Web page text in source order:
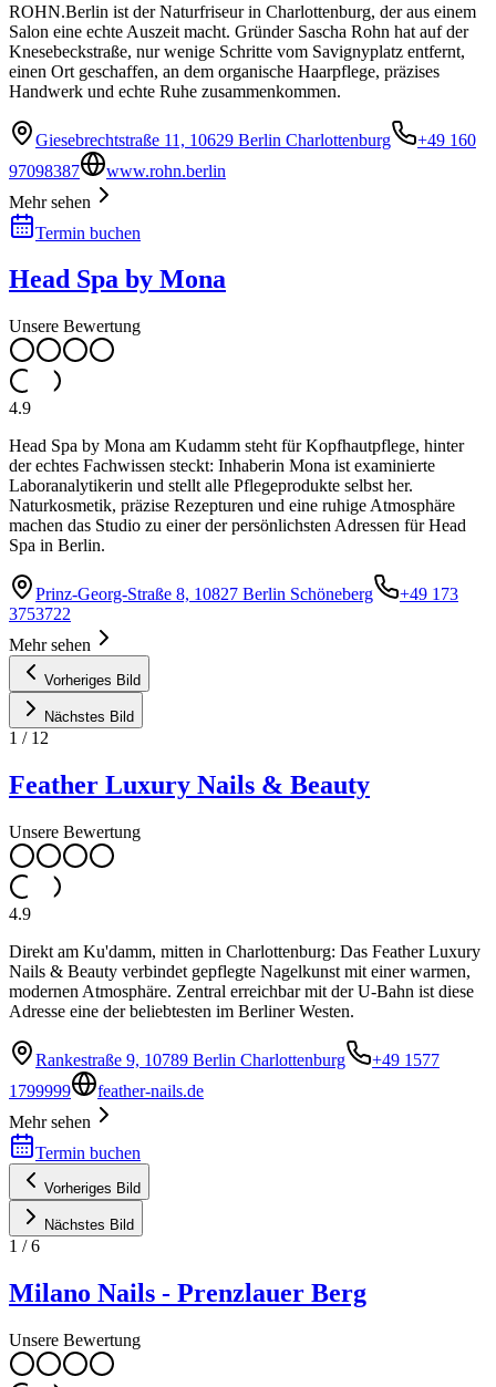
ROHN.Berlin ist der Naturfriseur in Charlottenburg, der aus einem
Salon eine echte Auszeit macht. Gründer Sascha Rohn hat auf der
Knesebeckstraße, nur wenige Schritte vom Savignyplatz entfernt,
einen Ort geschaffen, an dem organische Haarpflege, präzises
Handwerk und echte Ruhe zusammenkommen.
Giesebrechtstraße 11, 10629 Berlin Charlottenburg
+49 160
97098387
www.rohn.berlin
Mehr sehen
Termin buchen
Head Spa by Mona
Unsere Bewertung
4.9
Head Spa by Mona am Kudamm steht für Kopfhautpflege, hinter
der echtes Fachwissen steckt: Inhaberin Mona ist examinierte
Laboranalytikerin und stellt alle Pflegeprodukte selbst her.
Naturkosmetik, präzise Rezepturen und eine ruhige Atmosphäre
machen das Studio zu einer der persönlichsten Adressen für Head
Spa in Berlin.
Prinz-Georg-Straße 8, 10827 Berlin Schöneberg
+49 173
3753722
Mehr sehen
Vorheriges Bild
Nächstes Bild
1 / 12
Feather Luxury Nails & Beauty
Unsere Bewertung
4.9
Direkt am Ku'damm, mitten in Charlottenburg: Das Feather Luxury
Nails & Beauty verbindet gepflegte Nagelkunst mit einer warmen,
modernen Atmosphäre. Zentral erreichbar mit der U-Bahn ist diese
Adresse eine der beliebtesten im Berliner Westen.
Rankestraße 9, 10789 Berlin Charlottenburg
+49 1577
1799999
feather-nails.de
Mehr sehen
Termin buchen
Vorheriges Bild
Nächstes Bild
1 /6
Milano Nails - Prenzlauer Berg
Unsere Bewertung